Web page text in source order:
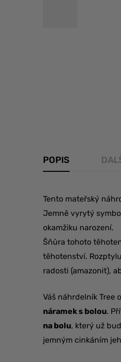
POPIS
Tento mateřský
Jemně vyrytý
okamžiku narození.
Šňůra tohoto
těhotenství.
radosti (amazonit),
Váš náhrdelník Tree
náramek s bolou.
na bolu, který už
jemným cinkáním